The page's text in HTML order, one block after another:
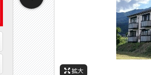
拡大
拡大
拡大
拡大
拡大
拡大
拡大
拡大
拡大
拡大
拡大
拡大
拡大
拡大
拡大
拡大
拡大
拡大
拡大
拡大
拡大
拡大
拡大
拡大
拡大
拡大
拡大
拡大
拡大